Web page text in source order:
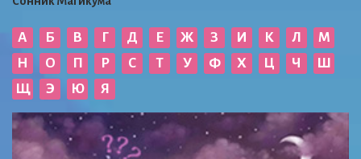
А Б В Г Д Е Ж З И К Л
М
Н
О П Р С Т У Ф Х Ц Ч
Ш
Щ
Э Ю Я